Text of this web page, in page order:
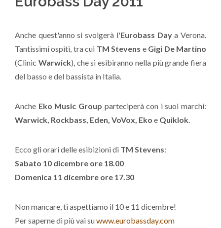
Anche quest'anno si svolgerà l'Eurobass Daya Verona.
Tantissimi ospiti, tra cui TM Stevens e Gigi De Martino
(Clinic Warwick), che si esibiranno nella più grande fiera
del basso e del bassista in Italia.
Anche Eko Music Group parteciperà con i suoi marchi:
Warwick, Rockbass, Eden, VoVox, Eko e Quiklok
Ecco gli orari delle esibizioni di TM Stevens:
Sabato 10 dicembre ore 18.00
Domenica 11 dicembre ore 17.30
Non mancare, ti aspettiamo il 10 e 11 dicembre!
Per saperne di più vai suwww.eurobassday.com